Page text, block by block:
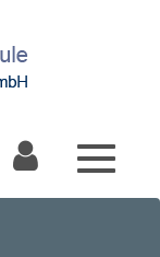
Toggle